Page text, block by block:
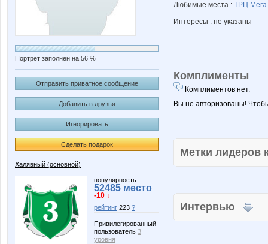
Портрет заполнен на 56 %
Отправить приватное сообщение
Добавить в друзья
Игнорировать
Сделать подарок
Халявный (основной)
популярность:
52485 место
-10 ↓
рейтинг 223 ?
Привилегированный
пользователь 3
уровня
Любимые места : ТРЦ Мега
Интересы : не указаны
Комплименты
Комплиментов нет.
Вы не авторизованы!
Метки
Интервью